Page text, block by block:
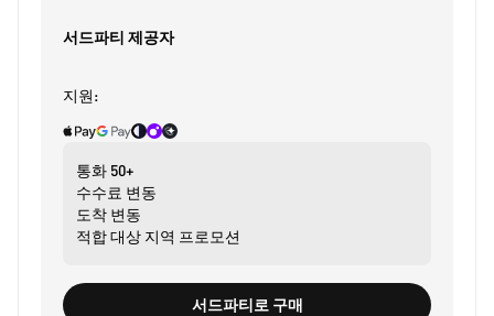
서드파티 제공자
지원:
통화 50+
수수료 변동
도착 변동
적합 대상 지역 프로모션
서드파티로 구매